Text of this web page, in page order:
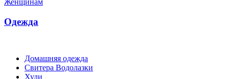
Одежда
Домашняя одежда
Свитера Водолазки
Худи